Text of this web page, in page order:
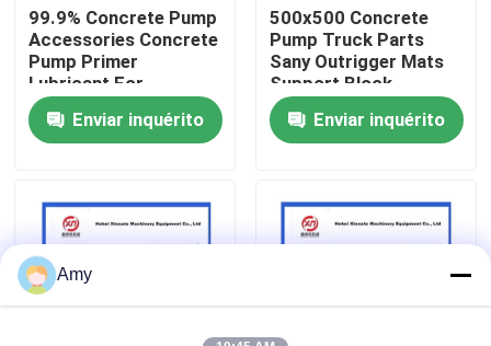
Controle de Qualidade
Fale Conosco
Peças da bomba concreta de Putzmeister
Peças da bomba concreta de Schwing
99.9% Concrete Pump
Accessories Concrete
Pump Primer
Lubricant For
Concrete Pumping
Pipe Enviar inquérito
500x500 Concrete
Pump Truck Parts
Sany Outrigger Mats
Support Block
Enviar inquérito
Amy